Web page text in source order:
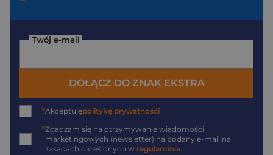
Twój e-mail
DOŁĄCZ DO ZNAK EKSTRA
*Akceptujępolitykę prywatności
*Zgadzam się na otrzymywanie wiadomości
marketingowych (newsletter) na podany e-mail na
zasadach określonych w regulaminie